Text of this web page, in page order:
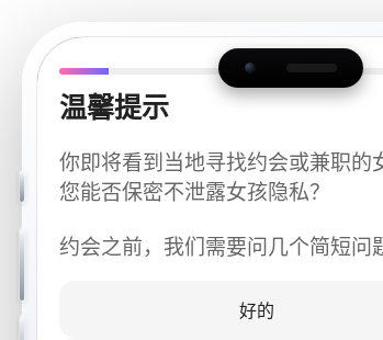
温馨提示
你即将看到当地寻找约会或兼职的
您能否保密不泄露女孩隐私？
约会之前，我们需要问几个简短问
好的